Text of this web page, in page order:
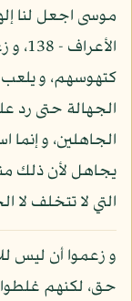
موسى اجعل لنا
كتهوسهم، و يلعب
الجهالة حتى رد
الجاهلين، و
يجاهل لأن ذلك
التي لا تتخلف لا
و زعموا أن ليس
حق، لكنهم